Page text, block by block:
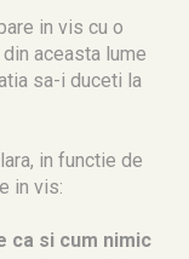
in vis cu o
aceasta lume
sa-i duceti la
in functie de
in vis:
ca si cum nimic